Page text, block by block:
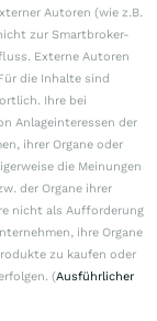
Autoren (wie z.B.
zur Smartbroker-
Externe Autoren
die Inhalte sind
Ihre bei
Anlageinteressen der
ihrer Organe oder
die Meinungen
der Organe ihrer
nicht als Aufforderung
ihre Organe
zu kaufen oder
(Ausführlicher